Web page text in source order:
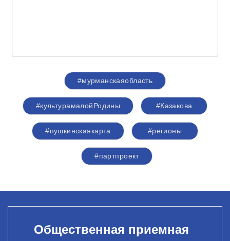
#мурманскаяобласть
#культурамалойРодины #Казакова
#пушкинскаякарта #регионы
#партпроект
Общественная приемная